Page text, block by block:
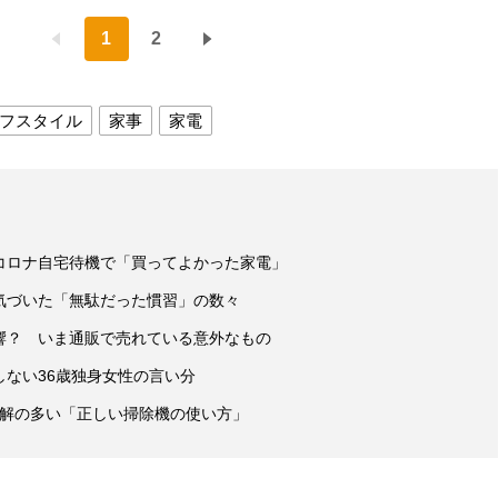
1 2
スタイル 家事 家電
ナ自宅待機で「買ってよかった家電」
いた「無駄だった慣習」の数々
？ いま通販で売れている意外なもの
い36歳独身女性の言い分
多い「正しい掃除機の使い方」